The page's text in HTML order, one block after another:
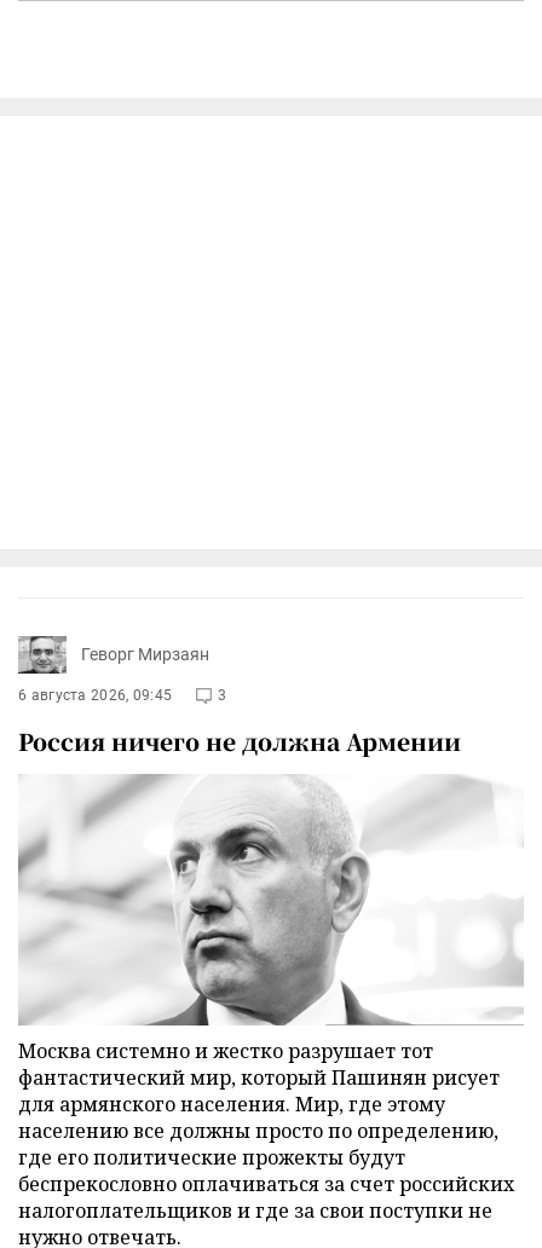
Геворг Мирзаян
6 августа 2026, 09:45 3
Россия ничего не должна Армении
Москва системно и жестко разрушает тот
фантастический мир, который Пашинян рисует
для армянского населения. Мир, где этому
населению все должны просто по определению,
где его политические прожекты будут
беспрекословно оплачиваться за счет российских
налогоплательщиков и где за свои поступки не
нужно отвечать.